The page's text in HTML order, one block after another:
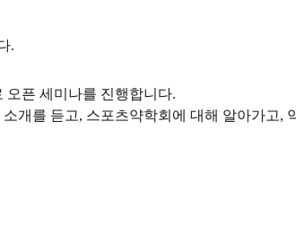
.
오픈 세미나를 진행합니다.
개를 듣고, 스포츠약학회에 대해 알아가고,